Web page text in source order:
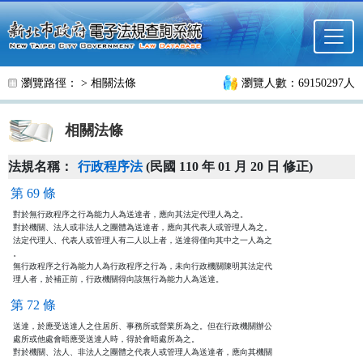
跳至主要內容
瀏覽路徑： > 相關法條 瀏覽人數：69150297人
相關法條
法規名稱： 行政程序法(民國 110 年 01 月 20 日 修正)
第 69 條
對於無行政程序之行為能力人為送達者，應向其法定代理人為之。
對於機關、法人或非法人之團體為送達者，應向其代表人或管理人為之。
法定代理人、代表人或管理人有二人以上者，送達得僅向其中之一人為之
。
無行政程序之行為能力人為行政程序之行為，未向行政機關陳明其法定代
理人者，於補正前，行政機關得向該無行為能力人為送達。
第 72 條
送達，於應受送達人之住居所、事務所或營業所為之。但在行政機關辦公
處所或他處會晤應受送達人時，得於會晤處所為之。
對於機關、法人、非法人之團體之代表人或管理人為送達者，應向其機關